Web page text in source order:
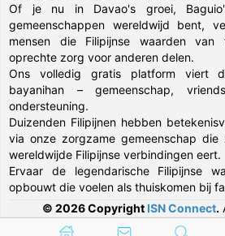
Of je nu in Davao's groei,
gemeenschappen wereldwijd bent,
mensen die Filipijnse waarden van
oprechte zorg voor anderen delen.
Ons volledig gratis platform viert
bayanihan – gemeenschap,
ondersteuning.
Duizenden Filipijnen hebben
via onze zorgzame gemeenschap die
wereldwijde Filipijnse verbindingen eert.
Ervaar de legendarische Filipijnse
opbouwt die voelen als thuiskomen bij
© 2026 Copyright ISN Connect.